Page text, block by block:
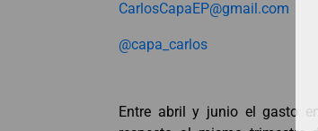
CarlosCapaEP@gmail.com
@capa_carlos
Entre abril y junio el gasto